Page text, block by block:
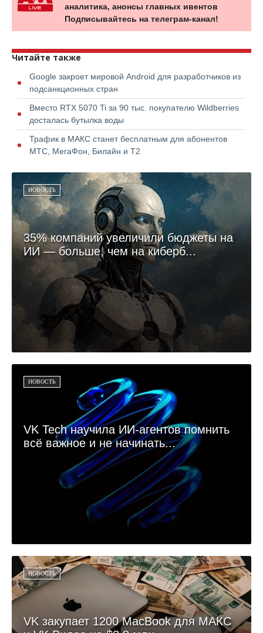
аналитика, анонсы главных ивентов
Подписывайтесь на телеграм-канал!
Читайте также
Google закроет мировой Android для разработчиков из
подсанкционных стран
Вместо RTX 5070 Ti за 90 тыс. покупателю Wildberries
досталась бутылка воды
Трафик в МАКС станет бесплатным для абонентов
МТС, МегаФон, Билайн и Т2
НОВОСТЬ
35% компаний увеличили бюджеты на
ИИ — больше, чем на киберб...
НОВОСТЬ
VK Tech научила ИИ-агентов помнить
всё важное и не начинать...
НОВОСТЬ
VK закупает 1200 MacBook для МАКС